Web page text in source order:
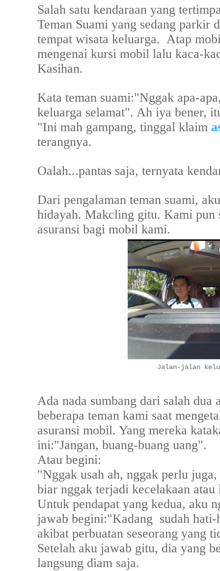
Salah satu kendaraan yang
Teman Suami yang sedang parkir
tempat wisata keluarga. Atap
mengenai kursi mobil lalu kaca-
Kasihan.
Kata teman suami:"Nggak apa-
keluarga selamat". Ah iya bener,
"Ini mah gampang, tinggal klaim
terangnya.
Oalah...pantas saja, ternyata
Dari pengalaman teman suami,
hidayah. Makcling gitu. Kami pun
asuransi bagi mobil kami.
Jalan-jalan
Ada nada sumbang dari salah dua
beberapa teman kami saat
asuransi mobil. Yang mereka
ini:"Jangan, buang-buang uang".
Atau begini:
"Nggak usah ah, nggak perlu
biar nggak terjadi kecelakaan
Untuk pendapat yang kedua, aku
jawab begini:"Kadang sudah
akibat perbuatan seseorang yang
Setelah aku jawab gitu, dia yang
langsung diam saja.